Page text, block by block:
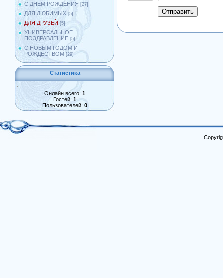
С ДНЁМ РОЖДЕНИЯ [27]
ДЛЯ ЛЮБИМЫХ [5]
ДЛЯ ДРУЗЕЙ [5]
УНИВЕРСАЛЬНОЕ
ПОЗДРАВЛЕНИЕ [5]
С НОВЫМ ГОДОМ И
РОЖДЕСТВОМ [29]
Статистика
Онлайн всего: 1
Гостей: 1
Пользователей: 0
Отправить